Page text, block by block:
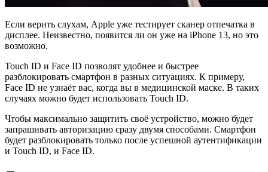
Если верить слухам, Apple уже тестирует сканер отпечатка в
дисплее. Неизвестно, появится ли он уже на iPhone 13, но это
возможно.
Touch ID и Face ID позволят удобнее и быстрее
разблокировать смартфон в разных ситуациях. К примеру,
Face ID не узнаёт вас, когда вы в медицинской маске. В таких
случаях можно будет использовать Touch ID.
Чтобы максимально защитить своё устройство, можно будет
запрашивать авторизацию сразу двумя способами. Смартфон
будет разблокировать только после успешной аутентификации
и Touch ID, и Face ID.